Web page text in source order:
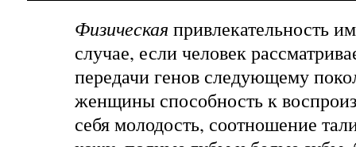
Физическая привлекательность
случае, если человек
передачи генов следующему
женщины способность к
себя молодость, соотношение